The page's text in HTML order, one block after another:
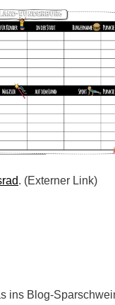
. (Externer Link)
ins Blog-